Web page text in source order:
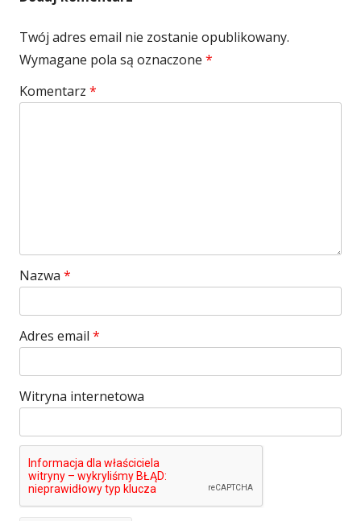
Twój adres email nie zostanie opublikowany.
Wymagane pola są oznaczone *
Komentarz *
Nazwa *
Adres email *
Witryna internetowa